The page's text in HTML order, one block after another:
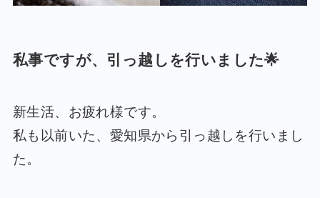
私事ですが、引っ越しを行いました🌟
新生活、お疲れ様です。
私も以前いた、愛知県から引っ越しを行いまし
た。